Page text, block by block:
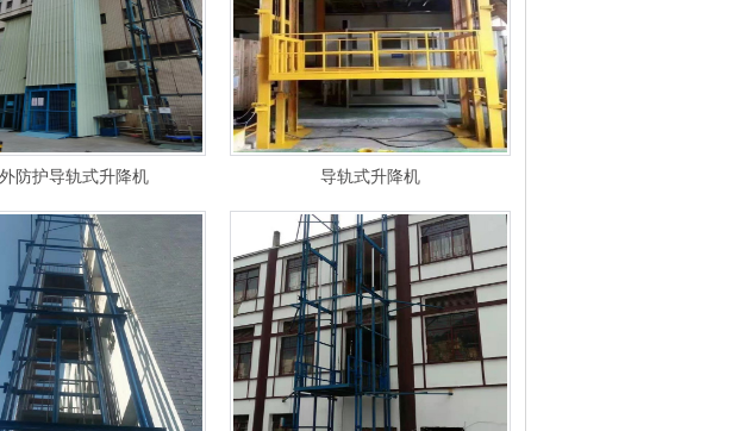
防护导轨式升降机 导轨式升降机